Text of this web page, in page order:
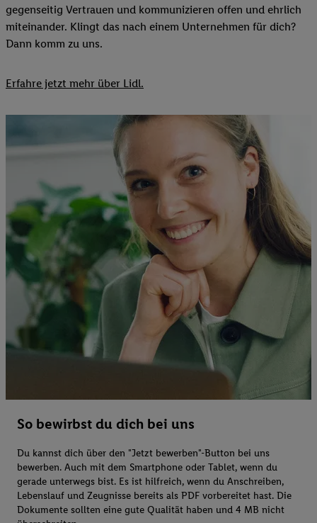
gegenseitig Vertrauen und kommunizieren offen und ehrlich
miteinander. Klingt das nach einem Unternehmen für dich?
Dann komm zu uns.​
Erfahre jetzt mehr über Lidl.
So bewirbst du dich bei uns
Du kannst dich über den "Jetzt bewerben"-Button bei uns
bewerben. Auch mit dem Smartphone oder Tablet, wenn du
gerade unterwegs bist. Es ist hilfreich, wenn du Anschreiben,
Lebenslauf und Zeugnisse bereits als PDF vorbereitet hast. Die
Dokumente sollten eine gute Qualität haben und 4 MB nicht